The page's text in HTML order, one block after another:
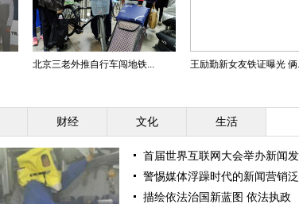
北京三老外推自行车闯地铁... 王励勤新女友铁证曝光 俩
财经 文化 生活
首届世界互联网大会举办新闻
警惕媒体浮躁时代的新闻营销
描绘依法治国新蓝图 依法执政